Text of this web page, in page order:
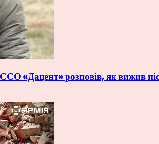
«Дацент» розповів, як вижив